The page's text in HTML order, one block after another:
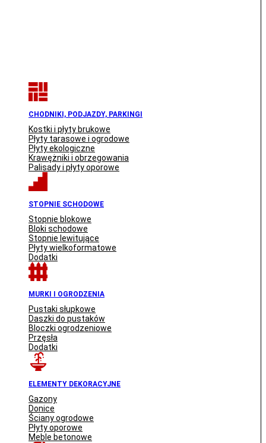
CHODNIKI, PODJAZDY, PARKINGI
Kostki i płyty brukowe
Płyty tarasowe i ogrodowe
Płyty ekologiczne
Krawężniki i obrzegowania
Palisady i płyty oporowe
STOPNIE SCHODOWE
Stopnie blokowe
Bloki schodowe
Stopnie lewitujące
Płyty wielkoformatowe
Dodatki
MURKI I OGRODZENIA
Pustaki słupkowe
Daszki do pustaków
Bloczki ogrodzeniowe
Przęsła
Dodatki
ELEMENTY DEKORACYJNE
Gazony
Donice
Ściany ogrodowe
Płyty oporowe
Meble betonowe